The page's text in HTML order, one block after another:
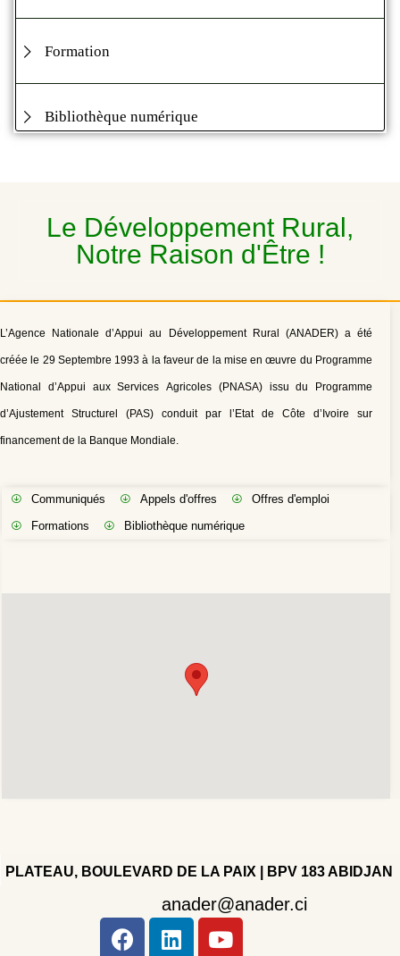
Formation
Bibliothèque numérique
Le Développement Rural,
Notre Raison d'Être !
L’Agence Nationale d’Appui au Développement Rural (ANADER) a été
créée le 29 Septembre 1993 à la faveur de la mise en œuvre du Programme
National d’Appui aux Services Agricoles (PNASA) issu du Programme
d’Ajustement Structurel (PAS) conduit par l’Etat de Côte d’Ivoire sur
financement de la Banque Mondiale.
Communiqués Appels d'offres
Offres d'emploi
Formations
Bibliothèque numérique
PLATEAU, BOULEVARD DE LA PAIX | BPV 183 ABIDJAN
anader@anader.ci